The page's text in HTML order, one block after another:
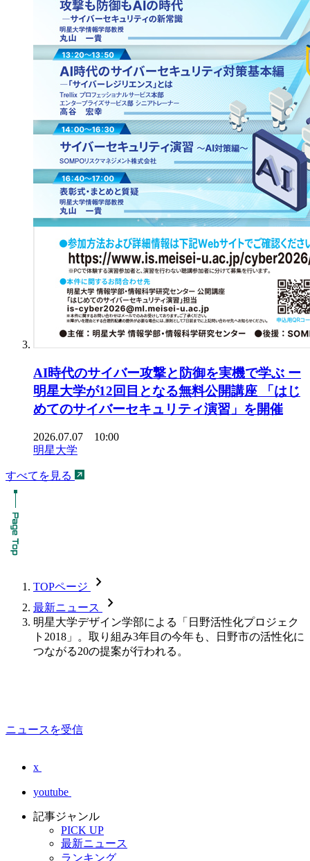
AI時代のサイバー攻撃と防御を実機で学ぶ ー
明星大学が12回目となる無料公開講座 「はじ
めてのサイバーセキュリティ演習」を開催
2026.07.07 10:00
明星大学
すべてを見る
TOPページ chevron_forward
最新ニュース chevron_forward
明星大学デザイン学部による「日野活性化プロジェク
ト2018」。取り組み3年目の今年も、日野市の活性化に
つながる20の提案が行われる。
ニュースを受信
x
youtube
記事ジャンル
PICK UP
最新ニュース
ランキング